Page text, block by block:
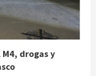
M4, drogas y